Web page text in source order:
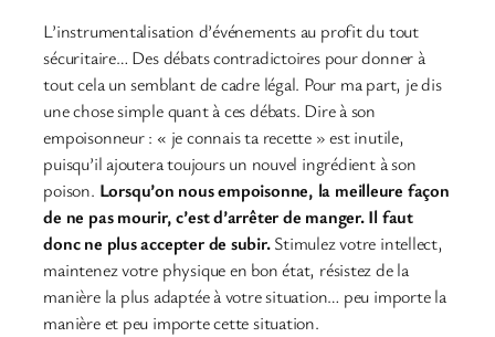
L’instrumentalisation d’événements au profit du tout
sécuritaire… Des débats contradictoires pour donner à
tout cela un semblant de cadre légal. Pour ma part, je dis
une chose simple quant à ces débats. Dire à son
empoisonneur : « je connais ta recette » est inutile,
puisqu’il ajoutera toujours un nouvel ingrédient à son
poison. Lorsqu’on nous empoisonne, la meilleure façon
de ne pas mourir, c’est d’arrêter de manger. Il faut
donc ne plus accepter de subir.Stimulez votre intellect,
maintenez votre physique en bon état, résistez de la
manière la plus adaptée à votre situation… peu importe la
manière et peu importe cette situation.